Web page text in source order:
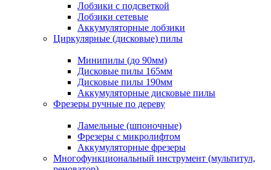
Лобзики с подсветкой
Лобзики сетевые
Аккумуляторные лобзики
Циркулярные (дисковые) пилы
Минипилы (до 90мм)
Дисковые пилы 165мм
Дисковые пилы 190мм
Аккумуляторные дисковые пилы
Фрезеры ручные по дереву
Ламельные (шпоночные)
Фрезеры с микролифтом
Аккумуляторные фрезеры
Многофункциональный инструмент (мультитул,